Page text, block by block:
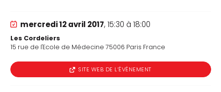
mercredi 12 avril 2017, 15:30 à 18:00
Les Cordeliers
15 rue de l'Ecole de Médecine 75006 Paris France
SITE WEB DE L’ÉVÉNEMENT